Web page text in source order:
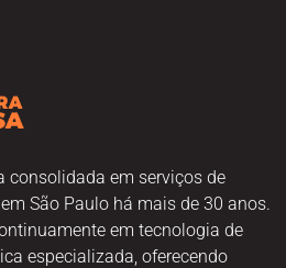
consolidada em serviços de
São Paulo há mais de 30 anos.
em tecnologia de
especializada, oferecendo